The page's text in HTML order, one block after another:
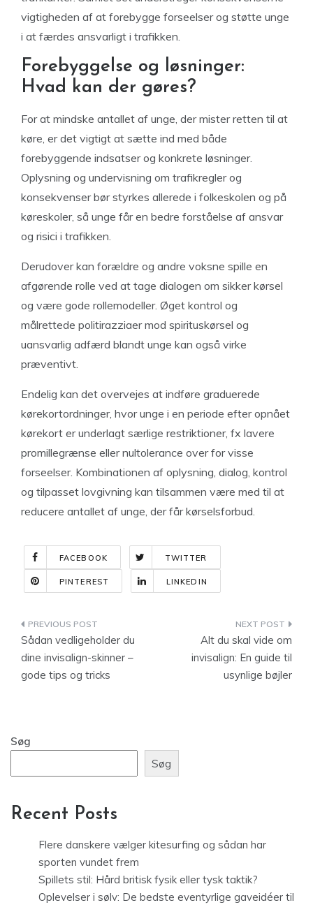
vigtigheden af at forebygge forseelser og støtte unge
i at færdes ansvarligt i trafikken.
Forebyggelse og løsninger:
Hvad kan der gøres?
For at mindske antallet af unge, der mister retten til at
køre, er det vigtigt at sætte ind med både
forebyggende indsatser og konkrete løsninger.
Oplysning og undervisning om trafikregler og
konsekvenser bør styrkes allerede i folkeskolen og på
køreskoler, så unge får en bedre forståelse af ansvar
og risici i trafikken.
Derudover kan forældre og andre voksne spille en
afgørende rolle ved at tage dialogen om sikker kørsel
og være gode rollemodeller. Øget kontrol og
målrettede politirazziaer mod spirituskørsel og
uansvarlig adfærd blandt unge kan også virke
præventivt.
Endelig kan det overvejes at indføre graduerede
kørekortordninger, hvor unge i en periode efter opnået
kørekort er underlagt særlige restriktioner, fx lavere
promillegrænse eller nultolerance over for visse
forseelser. Kombinationen af oplysning, dialog, kontrol
og tilpasset lovgivning kan tilsammen være med til at
reducere antallet af unge, der får kørselsforbud.
FACEBOOK TWITTER
PINTEREST LINKEDIN
Indlægsnavigation
Sådan vedligeholder du
dine invisalign-skinner –
gode tips og tricks
Alt du skal vide om
invisalign: En guide til
usynlige bøjler
Søg
Søg
Recent Posts
Flere danskere vælger kitesurfing og sådan har
sporten vundet frem
Spillets stil: Hård britisk fysik eller tysk taktik?
Oplevelser i sølv: De bedste eventyrlige gaveidéer til